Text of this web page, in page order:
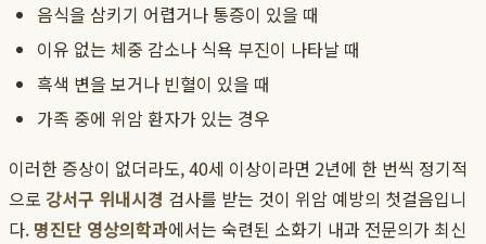
음식을 삼키기 어렵거나 통증이 있을 때
이유 없는 체중 감소나 식욕 부진이 나타날 때
흑색 변을 보거나 빈혈이 있을 때
가족 중에 위암 환자가 있는 경우
이러한 증상이 없더라도, 40세 이상이라면 2년에 한 번씩 정기적
으로 강서구 위내시경 검사를 받는 것이 위암 예방의 첫걸음입니
다. 명진단 영상의학과에서는 숙련된 소화기 내과 전문의가 최신